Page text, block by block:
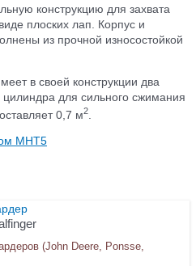
конструкцию для захвата
плоских лап. Корпус и
из прочной износостойкой
в своей конструкции два
цилиндра для сильного сжимания
0,7 м2
(John Deere, Ponsse,